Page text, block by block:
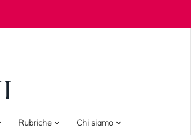
Rubriche Chi siamo